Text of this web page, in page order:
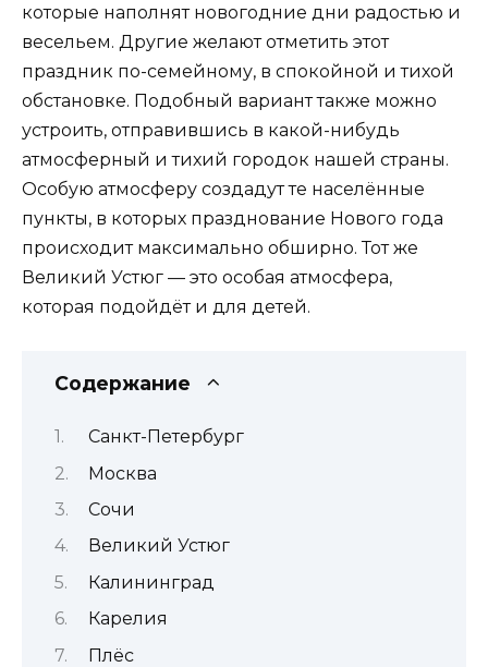
которые наполнят новогодние дни радостью и
весельем. Другие желают отметить этот
праздник по-семейному, в спокойной и тихой
обстановке. Подобный вариант также можно
устроить, отправившись в какой-нибудь
атмосферный и тихий городок нашей страны.
Особую атмосферу создадут те населённые
пункты, в которых празднование Нового года
происходит максимально обширно. Тот же
Великий Устюг — это особая атмосфера,
которая подойдёт и для детей.
Содержание
Санкт-Петербург
Москва
Сочи
Великий Устюг
Калининград
Карелия
Плёс